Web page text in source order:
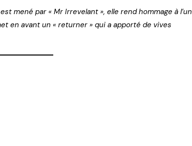
mené par « Mr Irrevelant », elle rend hommage à l’un
en avant un « returner » qui a apporté de vives